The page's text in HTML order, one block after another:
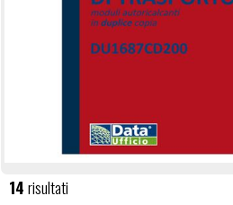
14risultati